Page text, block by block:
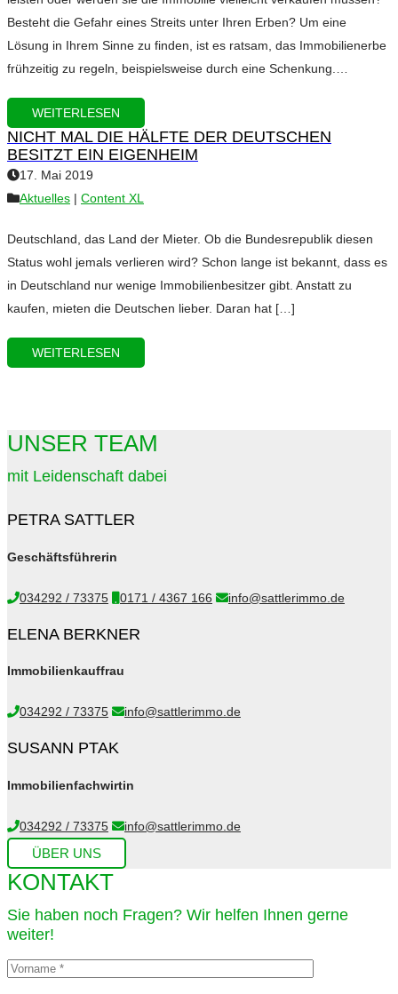
Besteht die Gefahr eines Streits unter Ihren Erben? Um eine
Lösung in Ihrem Sinne zu finden, ist es ratsam, das Immobilienerbe
frühzeitig zu regeln, beispielsweise durch eine Schenkung.…
WEITERLESEN
NICHT MAL DIE HÄLFTE DER DEUTSCHEN
BESITZT EIN EIGENHEIM
17. Mai 2019
Aktuelles | Content XL
Deutschland, das Land der Mieter. Ob die Bundesrepublik diesen
Status wohl jemals verlieren wird? Schon lange ist bekannt, dass es
in Deutschland nur wenige Immobilienbesitzer gibt. Anstatt zu
kaufen, mieten die Deutschen lieber. Daran hat […]
WEITERLESEN
UNSER TEAM
mit Leidenschaft dabei
PETRA SATTLER
Geschäftsführerin
034292 / 73375 0171 / 4367 166 info@sattlerimmo.de
ELENA BERKNER
Immobilienkauffrau
034292 / 73375 info@sattlerimmo.de
SUSANN PTAK
Immobilienfachwirtin
034292 / 73375 info@sattlerimmo.de
ÜBER UNS
KONTAKT
Sie haben noch Fragen? Wir helfen Ihnen gerne
weiter!​